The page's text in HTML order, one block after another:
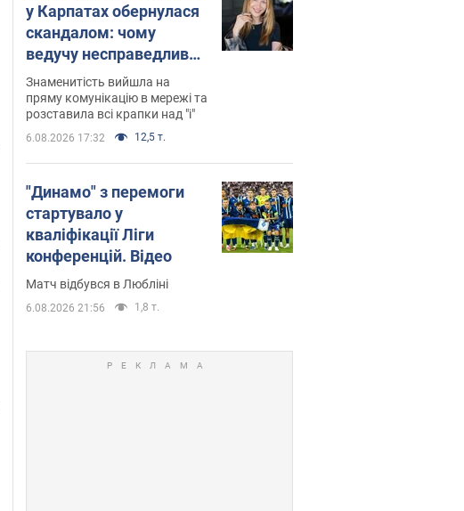
у Карпатах обернулася
скандалом: чому
ведучу несправедливо
захейтили
Знаменитість вийшла на
пряму комунікацію в мережі та
розставила всі крапки над "і"
6.08.2026 17:32 12,5 т.
"Динамо" з перемоги
стартувало у
кваліфікації Ліги
конференцій. Відео
Матч відбувся в Любліні
6.08.2026 21:56 1,8 т.